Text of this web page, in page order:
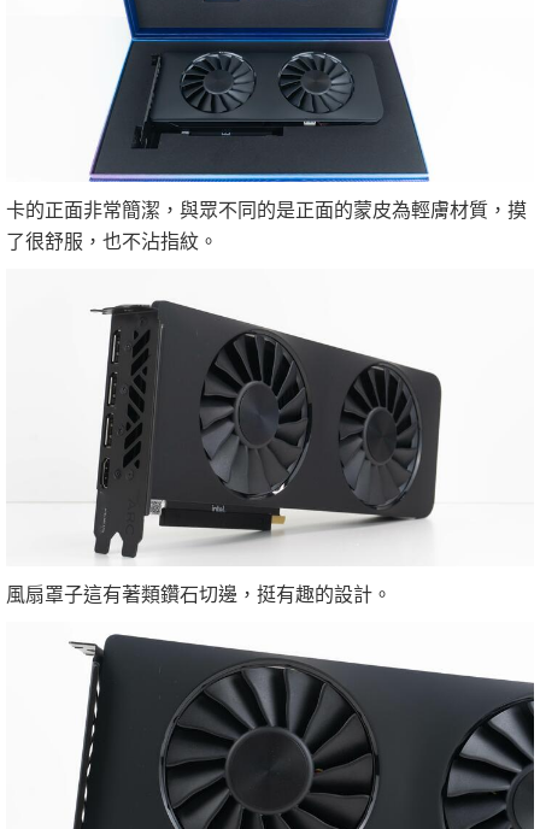
卡的正面非常簡潔，與眾不同的是正面的蒙皮為輕膚材質，摸
了很舒服，也不沾指紋。
風扇罩子這有著類鑽石切邊，挺有趣的設計。